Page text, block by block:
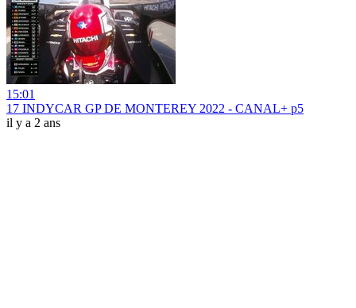
15:01
17 INDYCAR GP DE MONTEREY 2022 - CANAL+ p5
il y a 2 ans